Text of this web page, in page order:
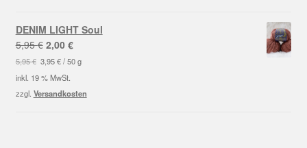
DENIM LIGHT Soul
5,95€ Ursprünglicher
Preis
war:
5,95 €
2,00 €Aktueller
Preis
2,00 €.
5,95€ 3,95€/50 g
inkl. 19 % MwSt.
zzgl. Versandkosten